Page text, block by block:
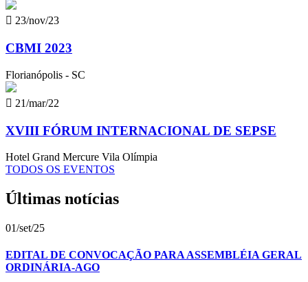
 23/nov/23
CBMI 2023
Florianópolis - SC
 21/mar/22
XVIII FÓRUM INTERNACIONAL DE SEPSE
Hotel Grand Mercure Vila Olímpia
TODOS OS EVENTOS
Últimas notícias
01/set/25
EDITAL DE CONVOCAÇÃO PARA ASSEMBLÉIA GERAL
ORDINÁRIA-AGO